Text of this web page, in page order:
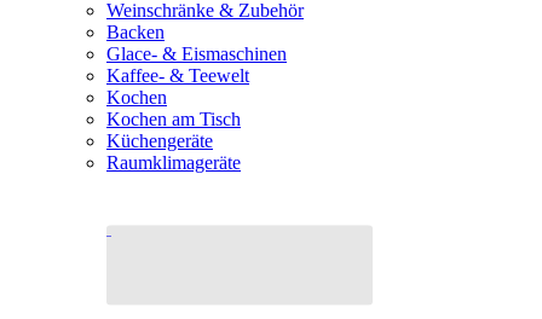
Weinschränke & Zubehör
Backen
Glace- & Eismaschinen
Kaffee- & Teewelt
Kochen
Kochen am Tisch
Küchengeräte
Raumklimageräte